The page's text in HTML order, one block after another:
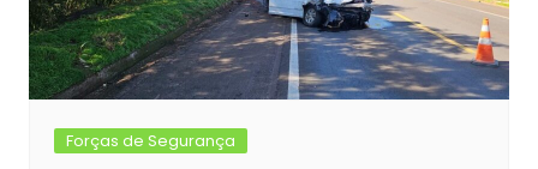
Forças de Segurança